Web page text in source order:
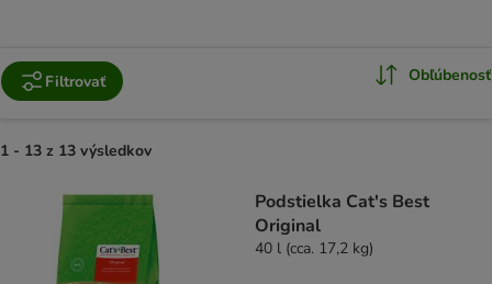
Filtrovať Obľúbenosť
1 - 13 z 13 výsledkov
Podstielka Cat's Best
Original
40 l (cca. 17,2 kg)